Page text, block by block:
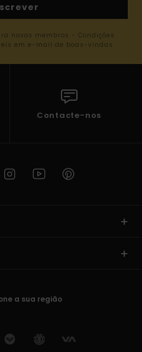
novos membros - Condições
em e-mail de boas-vindas
Contacte-nos
a sua região